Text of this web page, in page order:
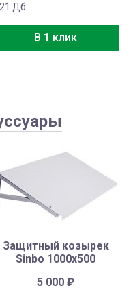
21 Дб
В 1 клик
Защитный козырек
Sinbo 1000х500
5 000₽